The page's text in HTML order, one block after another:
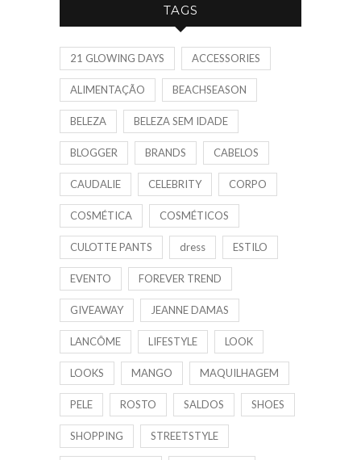
TAGS
21 GLOWING DAYS ACCESSORIES
ALIMENTAÇÃO BEACHSEASON
BELEZA BELEZA SEM IDADE
BLOGGER BRANDS CABELOS
CAUDALIE CELEBRITY CORPO
COSMÉTICA COSMÉTICOS
CULOTTE PANTS dress ESTILO
EVENTO FOREVER TREND
GIVEAWAY JEANNE DAMAS
LANCÔME LIFESTYLE LOOK
LOOKS MANGO MAQUILHAGEM
PELE ROSTO SALDOS SHOES
SHOPPING STREETSTYLE